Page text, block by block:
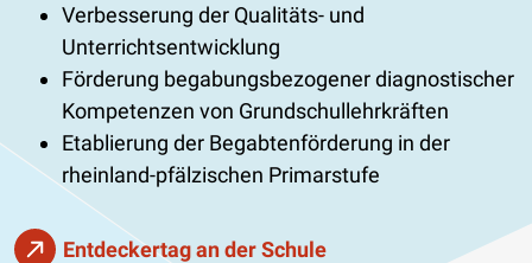
Verbesserung der Qualitäts- und
Unterrichtsentwicklung
Förderung begabungsbezogener diagnostischer
Kompetenzen von Grundschullehrkräften
Etablierung der Begabtenförderung in der
rheinland-pfälzischen Primarstufe
Entdeckertag an der Schule